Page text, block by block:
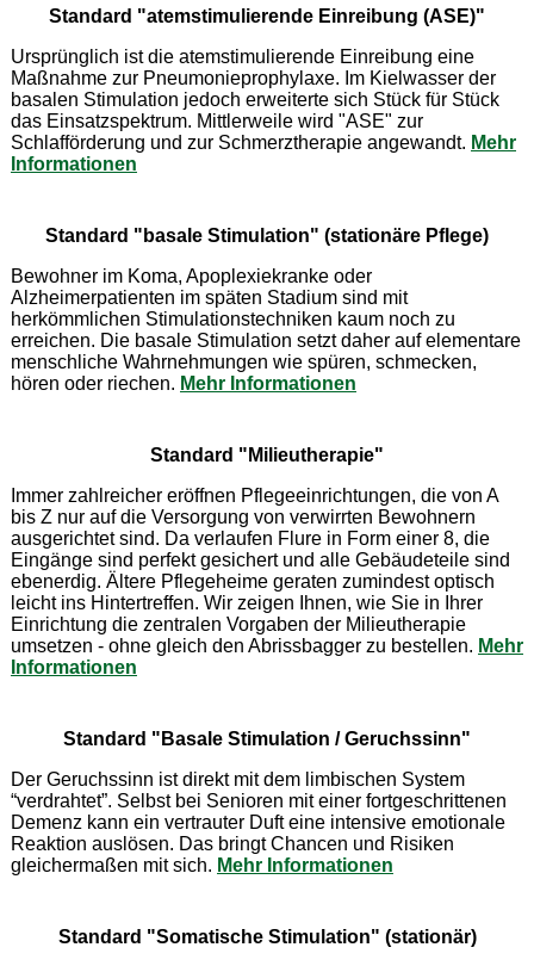
Standard "atemstimulierende Einreibung (ASE)"
Ursprünglich ist die atemstimulierende Einreibung eine
Maßnahme zur Pneumonieprophylaxe. Im Kielwasser der
basalen Stimulation jedoch erweiterte sich Stück für Stück
das Einsatzspektrum. Mittlerweile wird "ASE" zur
Schlafförderung und zur Schmerztherapie angewandt. Mehr
Informationen
Standard "basale Stimulation" (stationäre Pflege)
Bewohner im Koma, Apoplexiekranke oder
Alzheimerpatienten im späten Stadium sind mit
herkömmlichen Stimulationstechniken kaum noch zu
erreichen. Die basale Stimulation setzt daher auf elementare
menschliche Wahrnehmungen wie spüren, schmecken,
hören oder riechen. Mehr Informationen
Standard "Milieutherapie"
Immer zahlreicher eröffnen Pflegeeinrichtungen, die von A
bis Z nur auf die Versorgung von verwirrten Bewohnern
ausgerichtet sind. Da verlaufen Flure in Form einer 8, die
Eingänge sind perfekt gesichert und alle Gebäudeteile sind
ebenerdig. Ältere Pflegeheime geraten zumindest optisch
leicht ins Hintertreffen. Wir zeigen Ihnen, wie Sie in Ihrer
Einrichtung die zentralen Vorgaben der Milieutherapie
umsetzen - ohne gleich den Abrissbagger zu bestellen. Mehr
Informationen
Standard "Basale Stimulation / Geruchssinn"
Der Geruchssinn ist direkt mit dem limbischen System
“verdrahtet”. Selbst bei Senioren mit einer fortgeschrittenen
Demenz kann ein vertrauter Duft eine intensive emotionale
Reaktion auslösen. Das bringt Chancen und Risiken
gleichermaßen mit sich. Mehr Informationen
Standard "Somatische Stimulation" (stationär)